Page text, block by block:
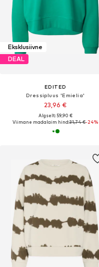
Eksklusiivne
DEAL
EDITED
Dressipluus 'Emielia'
23,96 €
Algselt: 59,90 €
Viimane madalaim hind:31,74 €-24%